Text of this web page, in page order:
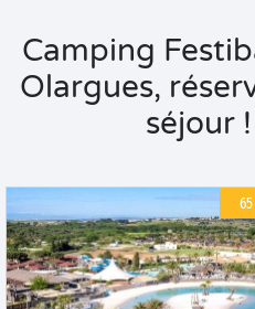
Camping
Olargues,
séjour !